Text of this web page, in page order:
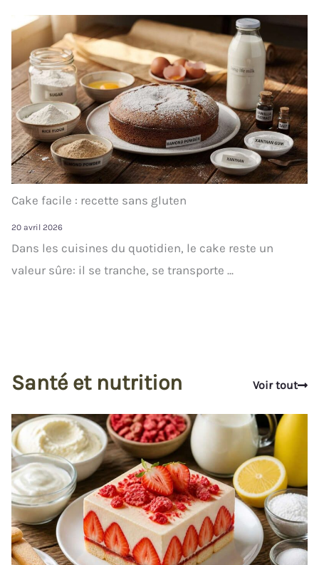
Cake facile : recette sans gluten
20 avril 2026
Dans les cuisines du quotidien, le cake reste un
valeur sûre: il se tranche, se transporte ...
Santé et nutrition Voir tout